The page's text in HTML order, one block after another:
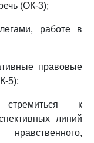
(ОК-3);
работе в
правовые
5);
стремиться к
линий
нравственного,